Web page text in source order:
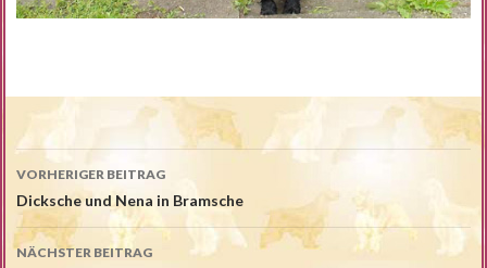
Beitrags-
Navigation
VORHERIGER BEITRAG
Dicksche und Nena in Bramsche
NÄCHSTER BEITRAG